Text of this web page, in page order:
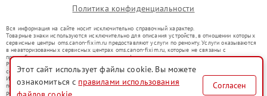
Политика конфиденциальности
Вся информация на сайте носит исключительно справочный характер.
Товарные знаки используются исключительно для описания устройств, в отношении которых
сервисные центры oms.canon-fixim.ru предоставляют услуги по ремонту. Услуги оказываются
в неавторизованных сервисных центрах oms.canon-fixim.ru, которые не связаны с
правообладателями товарных знаков или их официальными представителями.
Ремонт осуществляется для устройств, уже введенных в гражданский оборот в соответствии
со статьей 1487 ГК РФ.
Использование товарных знаков не преследует цели индивидуализации услуг или введения
потребителей в заблуждение, а служит для информирования о предоставляемых услугах по
ремонту техники указанных брендов.
Этот сайт использует файлы cookie. Вы можете
ознакомиться с правилами использования
Согласен